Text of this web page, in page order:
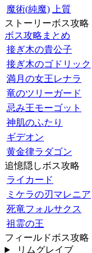
魔術(純魔)
上質
ストーリーボス攻略
ボス攻略まとめ
接ぎ木の貴公子
接ぎ木のゴドリック
満月の女王レナラ
竜のツリーガード
忌み王モーゴット
神肌のふたり
ギデオン
黄金律ラダゴン
追憶隠しボス攻略
ライカード
ミケラの刃マレニア
死竜フォルサクス
祖霊の王
フィールドボス攻略
リムグレイブ